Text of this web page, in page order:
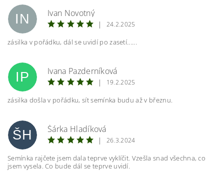
ochrany osobních údajů
IN
Ivan Novotný
|
24.2.2025
zásilka v pořádku, dál se uvidí po zasetí......
IP
Ivana Pazderníková
|
19.2.2025
zásilka došla v pořádku, sít semínka budu až v březnu.
ŠH
Šárka Hladíková
|
26.3.2024
Semínka rajčete jsem dala teprve vyklíčit. Vzešla snad všechna, co
jsem vysela. Co bude dál se teprve uvidí.